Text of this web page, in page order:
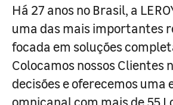
Há 27 anos no Brasil, a
uma das mais importantes
focada em soluções
Colocamos nossos Clientes
decisões e oferecemos uma